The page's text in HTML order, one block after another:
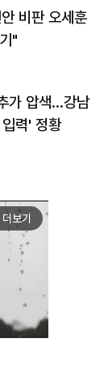
비판 오세훈
"
가 압색…강남
력' 정황
더보기